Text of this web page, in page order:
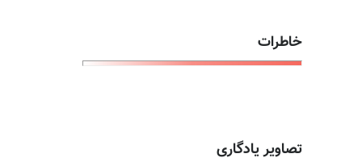
خاطرات
تصاویر یادگاری